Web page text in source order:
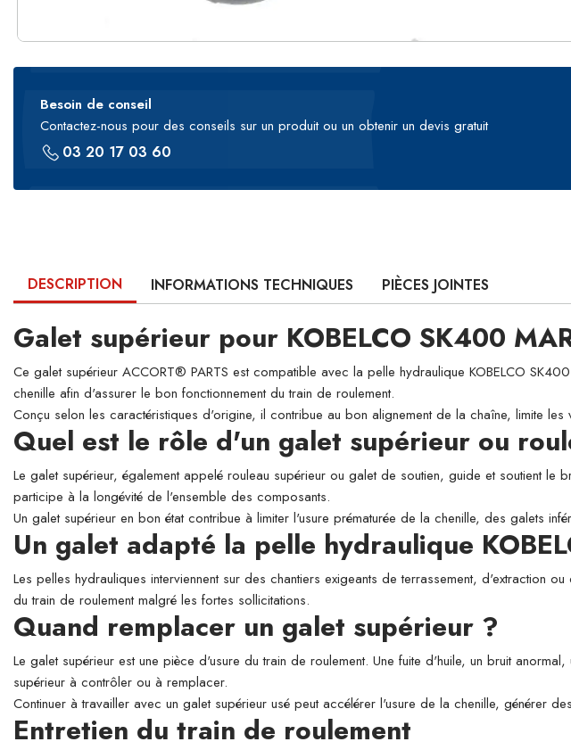
Besoin de conseil
Contactez-nous pour des conseils sur un produit ou un obtenir un devis gratuit
03 20 17 03 60
DESCRIPTION INFORMATIONS TECHNIQUES PIÈCES JOINTES
Galet supérieur pour KOBELCO SK400
Ce galet supérieur ACCORT® PARTS est compatible avec la pelle hydraulique KOBELCO
chenille afin d'assurer le bon fonctionnement du train de roulement.
Conçu selon les caractéristiques d'origine, il contribue au bon alignement de la chaîne, limite
Quel est le rôle d'un galet supérieur ou
Le galet supérieur, également appelé rouleau supérieur ou galet de soutien, guide et soutient
participe à la longévité de l'ensemble des composants.
Un galet supérieur en bon état contribue à limiter l'usure prématurée de la chenille, des galets
Un galet adapté la pelle hydraulique
Les pelles hydrauliques interviennent sur des chantiers exigeants de terrassement, d'extraction
du train de roulement malgré les fortes sollicitations.
Quand remplacer un galet supérieur ?
Le galet supérieur est une pièce d'usure du train de roulement. Une fuite d'huile, un bruit
supérieur à contrôler ou à remplacer.
Continuer à travailler avec un galet supérieur usé peut accélérer l'usure de la chenille, générer
Entretien du train de roulement